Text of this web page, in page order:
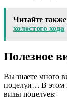
Читайте
холостого хода
Полезное
Вы знаете много
поцелуй… В этом
виды поцелуев: